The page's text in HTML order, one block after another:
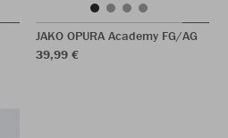
JAKO OPURA Academy FG/AG
39,99 €